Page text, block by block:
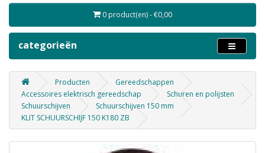
0 product(en) - €0,00
categorieën
Producten
Gereedschappen
Accessoires elektrisch gereedschap
Schuren en polijsten
Schuurschijven
Schuurschijven 150 mm
KLIT SCHUURSCHIJF 150 K180 ZB